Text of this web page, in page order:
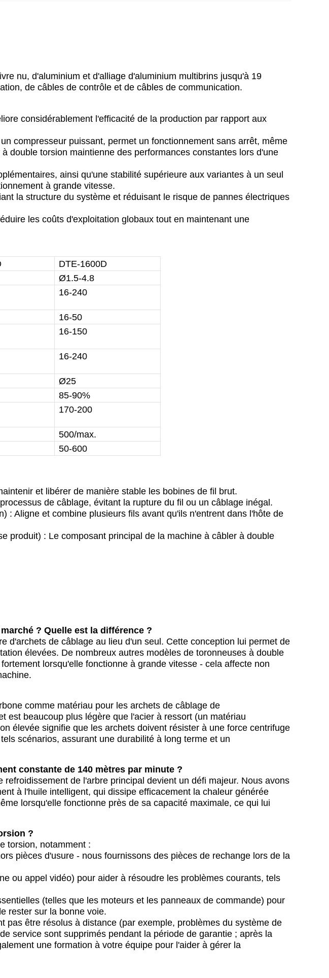
nu, d'aluminium et d'alliage d'aluminium multibrins jusqu'à 19
de câbles de contrôle et de câbles de communication.
considérablement l'efficacité de la production par rapport aux
compresseur puissant, permet un fonctionnement sans arrêt, même
double torsion maintienne des performances constantes lors d'une
ainsi qu'une stabilité supérieure aux variantes à un seul
à grande vitesse.
la structure du système et réduisant le risque de pannes électriques
les coûts d'exploitation globaux tout en maintenant une
DTE-1600D
Ø1.5-4.8
16-240
16-50
16-150
16-240
Ø25
85-90%
170-200
500/max.
50-600
et libérer de manière stable les bobines de fil brut.
de câblage, évitant la rupture du fil ou un câblage inégal.
: Aligne et combine plusieurs fils avant qu'ils n'entrent dans l'hôte de
produit) : Le composant principal de la machine à câbler à double
? Quelle est la différence ?
d'archets de câblage au lieu d'un seul. Cette conception lui permet de
élevées. De nombreux autres modèles de toronneuses à double
lorsqu'elle fonctionne à grande vitesse - cela affecte non
comme matériau pour les archets de câblage de
est beaucoup plus légère que l'acier à ressort (un matériau
élevée signifie que les archets doivent résister à une force centrifuge
scénarios, assurant une durabilité à long terme et un
constante de 140 mètres par minute ?
de l'arbre principal devient un défi majeur. Nous avons
à l'huile intelligent, qui dissipe efficacement la chaleur générée
lorsqu'elle fonctionne près de sa capacité maximale, ce qui lui
?
torsion, notamment :
pièces d'usure - nous fournissons des pièces de rechange lors de la
ou appel vidéo) pour aider à résoudre les problèmes courants, tels
(telles que les moteurs et les panneaux de commande) pour
rester sur la bonne voie.
pas être résolus à distance (par exemple, problèmes du système de
service sont supprimés pendant la période de garantie ; après la
une formation à votre équipe pour l'aider à gérer la